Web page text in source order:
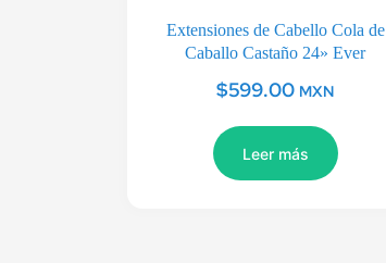
Extensiones de Cabello Cola de
Caballo Castaño 24» Ever
$599.00 MXN
Leer más